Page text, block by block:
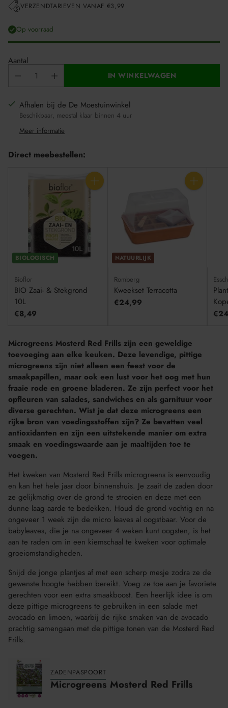
VERZENDTARIEVEN VANAF €3,99
Op voorraad
Aantal
IN WINKELWAGEN
Afhalen bij de De Moestuinwinkel
Beschikbaar, meestal klaar binnen 4 uur
Meer informatie
Direct meebestellen:
BIOLOGISCH
Aantal
Bioflor
BIO Zaai- & Stekgrond
10L
€8,49
NATUURLIJK
Aantal
Romberg
Kweekset Terracotta
€24,99
Microgreens Mosterd Red Frills zijn een geweldige
toevoeging aan elke keuken. Deze levendige, pittige
microgreens zijn niet alleen een feest voor de
smaakpapillen, maar ook een lust voor het oog met hun
fraaie rode en groene bladeren. Ze zijn perfect voor het
opfleuren van salades, sandwiches en als garnituur voor
diverse gerechten. Wist je dat deze microgreens een
rijke bron van voedingsstoffen zijn? Ze bevatten veel
antioxidanten en zijn een uitstekende manier om extra
smaak en voedingswaarde aan je maaltijden toe te
voegen.
Het kweken van Mosterd Red Frills microgreens is eenvoudig
en kan het hele jaar door binnenshuis. Je zaait de zaden door
ze gelijkmatig over de grond te strooien en deze met een
dunne laag aarde te bedekken. Houd de grond vochtig en na
ongeveer 1 week zijn de micro leaves al oogstbaar. Voor de
babyleaves, die je na ongeveer 4 weken kunt oogsten, is het
aan te raden om in een kiemschaal te kweken voor optimale
groeiomstandigheden.
Snijd de jonge plantjes af met een scherp mesje zodra ze de
gewenste hoogte hebben bereikt. Voeg ze toe aan je favoriete
gerechten voor een extra smaakboost. Een heerlijk idee is om
deze pittige microgreens te gebruiken in een salade met
avocado en limoen, waarbij de rijke smaken van de avocado
prachtig samengaan met de pittige tonen van de Mosterd Red
Frills.
ZADENPASPOORT
Microgreens Mosterd Red Frills